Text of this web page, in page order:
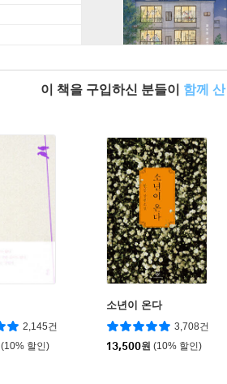
이 책을 구입하신 분들이 함께 산
2,145건
(10% 할인)
소년이 온다
3,708건
13,500원 (10% 할인)